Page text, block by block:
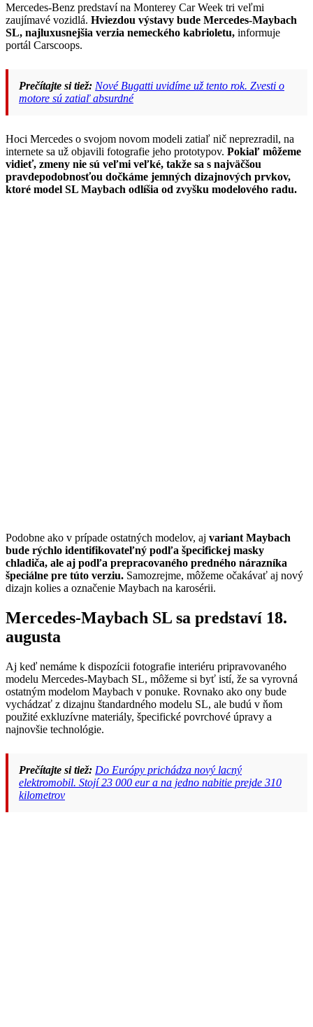
Mercedes-Benz predstaví na Monterey Car Week tri veľmi
zaujímavé vozidlá. Hviezdou výstavy bude Mercedes-Maybach
SL, najluxusnejšia verzia nemeckého kabrioletu, informuje
portál Carscoops.
Prečítajte si tiež: Nové Bugatti uvidíme už tento rok. Zvesti o
motore sú zatiaľ absurdné
Hoci Mercedes o svojom novom modeli zatiaľ nič neprezradil, na
internete sa už objavili fotografie jeho prototypov. Pokiaľ môžeme
vidieť, zmeny nie sú veľmi veľké, takže sa s najväčšou
pravdepodobnosťou dočkáme jemných dizajnových prvkov,
ktoré model SL Maybach odlíšia od zvyšku modelového radu.
Podobne ako v prípade ostatných modelov, aj variant Maybach
bude rýchlo identifikovateľný podľa špecifickej masky
chladiča, ale aj podľa prepracovaného predného nárazníka
špeciálne pre túto verziu. Samozrejme, môžeme očakávať aj nový
dizajn kolies a označenie Maybach na karosérii.
Mercedes-Maybach SL sa predstaví 18.
augusta
Aj keď nemáme k dispozícii fotografie interiéru pripravovaného
modelu Mercedes-Maybach SL, môžeme si byť istí, že sa vyrovná
ostatným modelom Maybach v ponuke. Rovnako ako ony bude
vychádzať z dizajnu štandardného modelu SL, ale budú v ňom
použité exkluzívne materiály, špecifické povrchové úpravy a
najnovšie technológie.
Prečítajte si tiež: Do Európy prichádza nový lacný
elektromobil. Stojí 23 000 eur a na jedno nabitie prejde 310
kilometrov